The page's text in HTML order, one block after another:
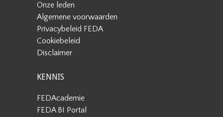
Onze leden
Algemene voorwaarden
Privacybeleid FEDA
Cookiebeleid
Disclaimer
KENNIS
FEDAcademie
FEDA BI Portal